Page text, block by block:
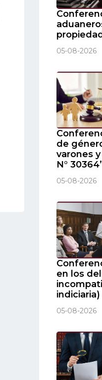
05-08-2026
de
varones
N°
05-08-2026
en los
indiciaria)
05-08-2026